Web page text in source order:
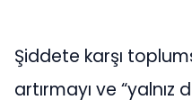
Şiddete karşı
artırmayı ve “yalnız